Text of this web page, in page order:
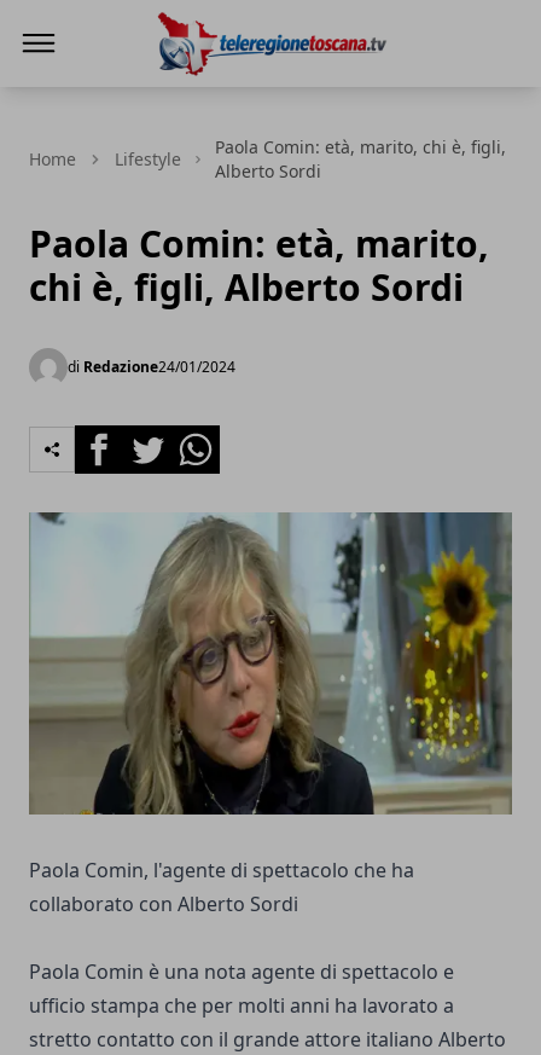
Home Lifestyle
Paola Comin: età, marito, chi è, figli,
Alberto Sordi
Paola Comin: età, marito,
chi è, figli, Alberto Sordi
di Redazione24/01/2024
FacebookTwitterWhatsapp
Paola Comin, l'agente di spettacolo che ha
collaborato con Alberto Sordi
Paola Comin è una nota agente di spettacolo e
ufficio stampa che per molti anni ha lavorato a
stretto contatto con il grande attore italiano Alberto